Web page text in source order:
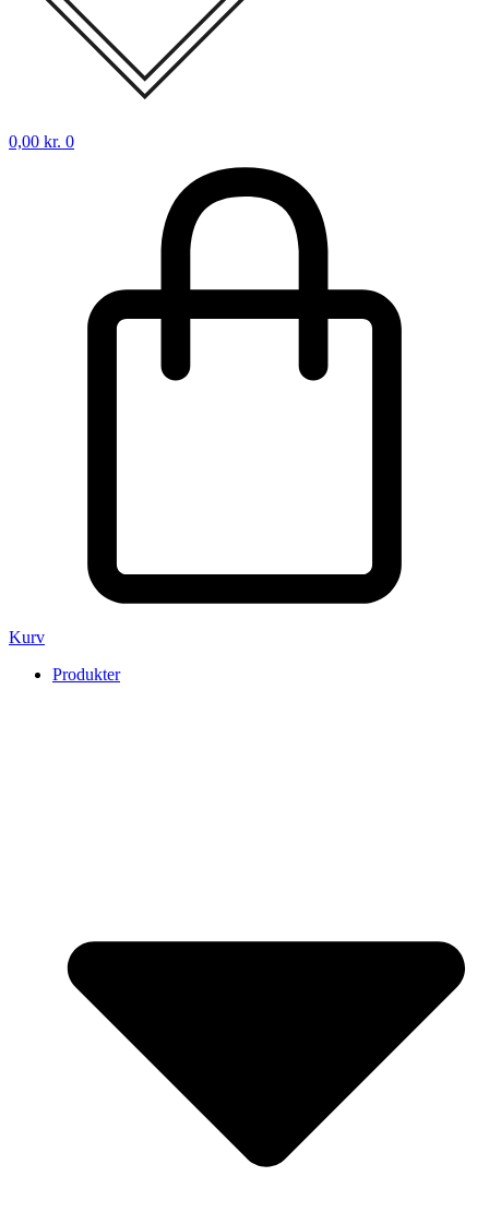
0,00 kr. 0
Kurv
Produkter